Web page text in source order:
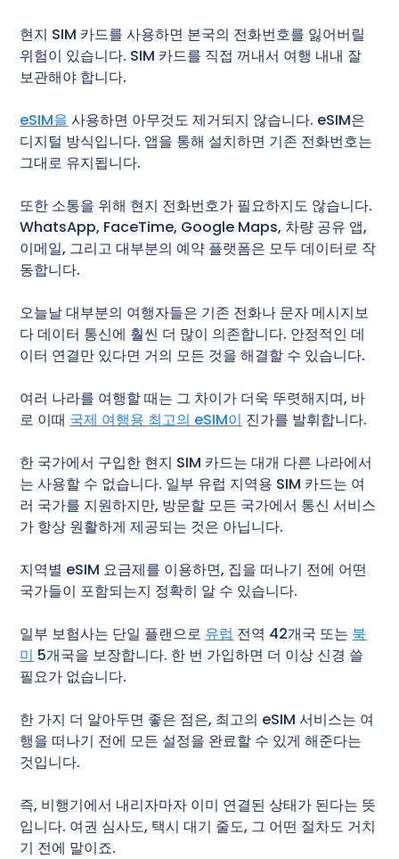
현지 SIM 카드를 사용하면 본국의 전화번호를 잃어버릴
위험이 있습니다. SIM 카드를 직접 꺼내서 여행 내내 잘
보관해야 합니다.
eSIM을 사용하면 아무것도 제거되지 않습니다. eSIM은
디지털 방식입니다. 앱을 통해 설치하면 기존 전화번호는
그대로 유지됩니다.
또한 소통을 위해 현지 전화번호가 필요하지도 않습니다.
WhatsApp, FaceTime, Google Maps, 차량 공유 앱,
이메일, 그리고 대부분의 예약 플랫폼은 모두 데이터로 작
동합니다.
오늘날 대부분의 여행자들은 기존 전화나 문자 메시지보
다 데이터 통신에 훨씬 더 많이 의존합니다. 안정적인 데
이터 연결만 있다면 거의 모든 것을 해결할 수 있습니다.
여러 나라를 여행할 때는 그 차이가 더욱 뚜렷해지며, 바
로 이때 국제 여행용 최고의 eSIM이 진가를 발휘합니다.
한 국가에서 구입한 현지 SIM 카드는 대개 다른 나라에서
는 사용할 수 없습니다. 일부 유럽 지역용 SIM 카드는 여
러 국가를 지원하지만, 방문할 모든 국가에서 통신 서비스
가 항상 원활하게 제공되는 것은 아닙니다.
지역별 eSIM 요금제를 이용하면, 집을 떠나기 전에 어떤
국가들이 포함되는지 정확히 알 수 있습니다.
일부 보험사는 단일 플랜으로 유럽 전역 42개국 또는 북
미 5개국을 보장합니다. 한 번 가입하면 더 이상 신경 쓸
필요가 없습니다.
한 가지 더 알아두면 좋은 점은, 최고의 eSIM 서비스는 여
행을 떠나기 전에 모든 설정을 완료할 수 있게 해준다는
것입니다.
즉, 비행기에서 내리자마자 이미 연결된 상태가 된다는 뜻
입니다. 여권 심사도, 택시 대기 줄도, 그 어떤 절차도 거치
기 전에 말이죠.